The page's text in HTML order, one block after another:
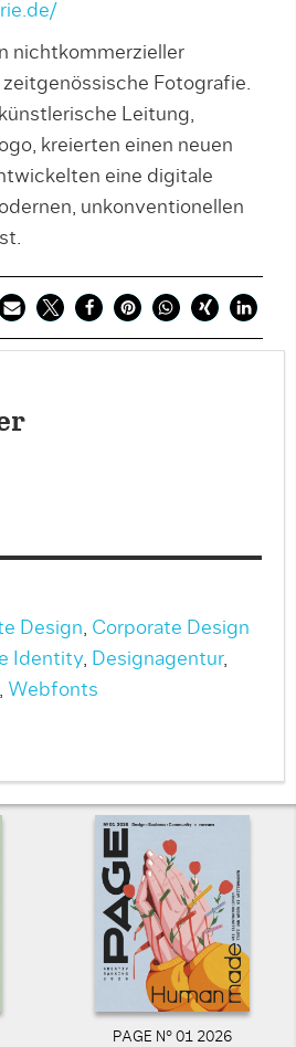
nichtkommerzieller
Fotografie.
Leitung,
kreierten einen neuen
eine digitale
unkonventionellen
Design, Corporate Design
Identity, Designagentur,
, Webfonts
PAGE N° 01 2026